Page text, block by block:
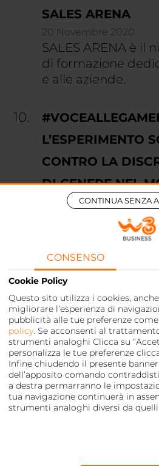
CONTINUA SENZA
CONSENSO
Cookie Policy
Questo sito utilizza i cookies,
migliorare l’esperienza di
pubblicità alle tue preferenze
policy . Se acconsenti al
strumenti analoghi Clicca su
personalizza le tue preferenze
Infine chiudendo il presente
dell’apposito comando
a destra permarranno le
tua navigazione continuerà in
strumenti analoghi diversi da quelli
SALES ARENA
20 Novembre 2020
SALES ARENA è il
di formazione
e alle aziende.
L’ESPERIMENTO
CONTRO LA
DI GENERE NEL
25 Novembre 2021
sociale contro la